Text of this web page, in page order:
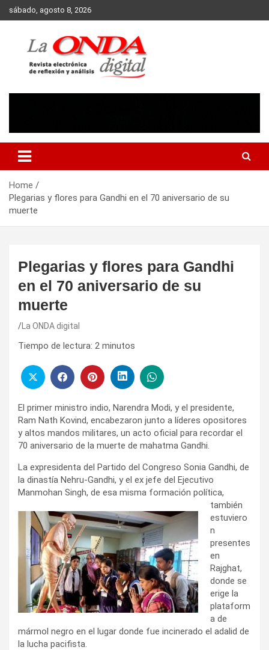
Skip
to
sábado, agosto 8, 2026
Home
Plegarias y flores para Gandhi en el 70 aniversario de su
muerte
Plegarias y flores para Gandhi
en el 70 aniversario de su
muerte
La ONDA digital
Tiempo de lectura: 2 minutos
El primer ministro indio, Narendra Modi, y el presidente,
Ram Nath Kovind, encabezaron junto a líderes opositores
y altos mandos militares, un acto oficial para recordar el
70 aniversario de la muerte de mahatma Gandhi.
La expresidenta del Partido del Congreso Sonia Gandhi, de
la dinastía Nehru-Gandhi, y el ex jefe del Ejecutivo
Manmohan Singh, de esa misma formación política,
también
estuviero
n
presentes
en
Rajghat,
donde se
erige la
plataform
a de
mármol negro en el lugar donde fue incinerado el adalid de
la lucha pacifista.